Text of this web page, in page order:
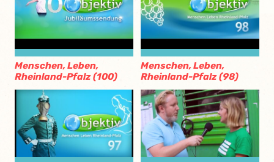
Menschen, Leben,
Rheinland-Pfalz (100)
Menschen, Leben,
Rheinland-Pfalz (98)